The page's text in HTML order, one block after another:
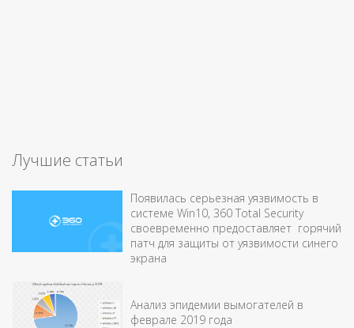
Лучшие статьи
Появилась серьезная уязвимость в
системе Win10, 360 Total Security
своевременно предоставляет горячий
патч для защиты от уязвимости синего
экрана
Анализ эпидемии вымогателей в
феврале 2019 года